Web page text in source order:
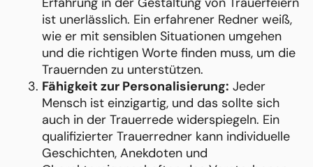
ist unerlässlich. Ein erfahrener Redner weiß,
wie er mit sensiblen Situationen umgehen
und die richtigen Worte finden muss, um die
Trauernden zu unterstützen.
Fähigkeit zur Personalisierung: Jeder
Mensch ist einzigartig, und das sollte sich
auch in der Trauerrede widerspiegeln. Ein
qualifizierter Trauerredner kann individuelle
Geschichten, Anekdoten und